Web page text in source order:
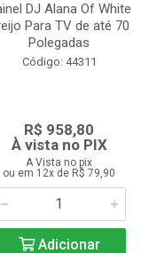
DJ Alana Of White
Para TV de até 70
Polegadas
Código: 44311
R$ 958,80
À vista no PIX
A Vista no pix
ou em 12x de R$ 79,90
Adicionar